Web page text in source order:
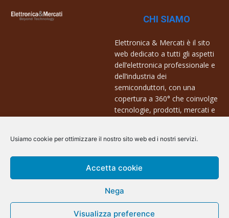
Usiamo cookie per ottimizzare il nostro sito web ed i nostri servizi.
Accetta cookie
Nega
Visualizza preference
CHI SIAMO
Elettronica & Mercati è il sito
web dedicato a tutti gli aspetti
dell’elettronica professionale e
dell’industria dei
semiconduttori, con una
copertura a 360° che coinvolge
tecnologie, prodotti, mercati e
Contatti:
info@arscommunication.it
@ArsCommunication 2023